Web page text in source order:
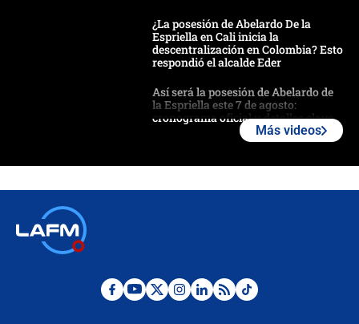
¿La posesión de Abelardo De la
Espriella en Cali inicia la
descentralización en Colombia? Esto
respondió el alcalde Eder
Así será la posesión de Abelardo de
la Espriella este 7 de agosto:
cronograma oficial y detalles clave
Las seis de las 6 con Juan Lozano |
Más videos